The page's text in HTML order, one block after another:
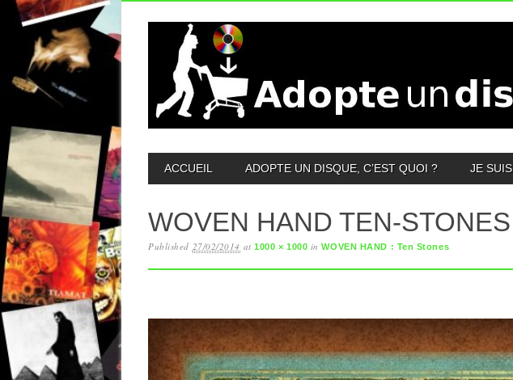
MAIN MENU
ACCUEIL ADOPTE UN DISQUE, C’EST QUOI ? JE SUIS
WOVEN HAND TEN-STONES
Published 27/02/2014 at1000 × 1000 inWOVEN HAND : Ten Stones